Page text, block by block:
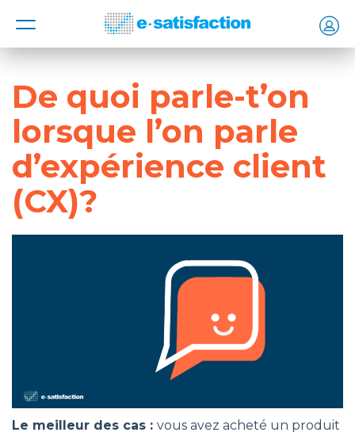
MENU
De quoi parle-t’on
lorsque l’on parle
d’expérience client
(CX)?
Le meilleur des cas : vous avez acheté un produit